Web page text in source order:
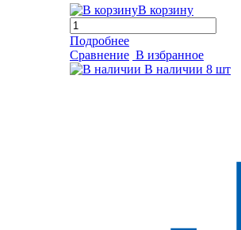
В корзину
Подробнее
Сравнение В избранное
В наличии 8 шт